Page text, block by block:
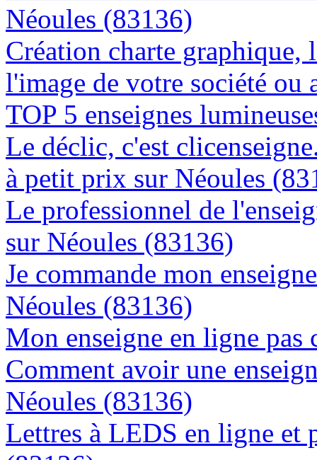
Néoules (83136)
Création charte graphique,
l'image de votre société
TOP 5 enseignes
Le déclic, c'est
à petit prix sur Néoules
Le professionnel de
sur Néoules (83136)
Je commande mon
Néoules (83136)
Mon enseigne en ligne pas
Comment avoir une
Néoules (83136)
Lettres à LEDS en ligne et